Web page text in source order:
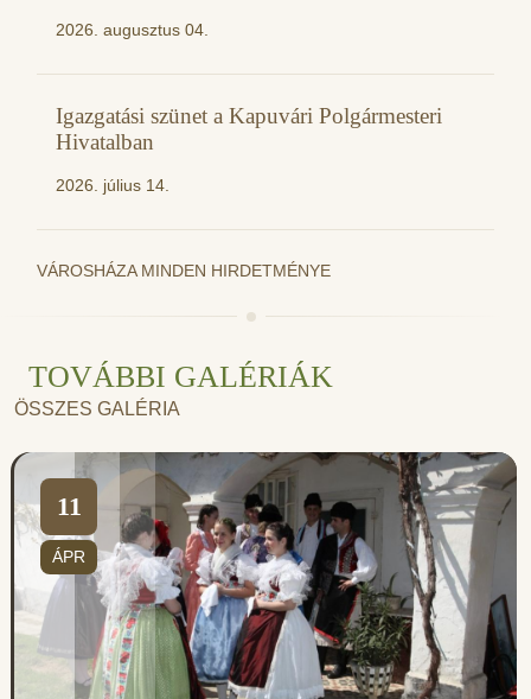
2026. augusztus 04.
Igazgatási szünet a Kapuvári Polgármesteri
Hivatalban
2026. július 14.
VÁROSHÁZA MINDEN HIRDETMÉNYE
TOVÁBBI GALÉRIÁK
ÖSSZES GALÉRIA
11
ÁPR